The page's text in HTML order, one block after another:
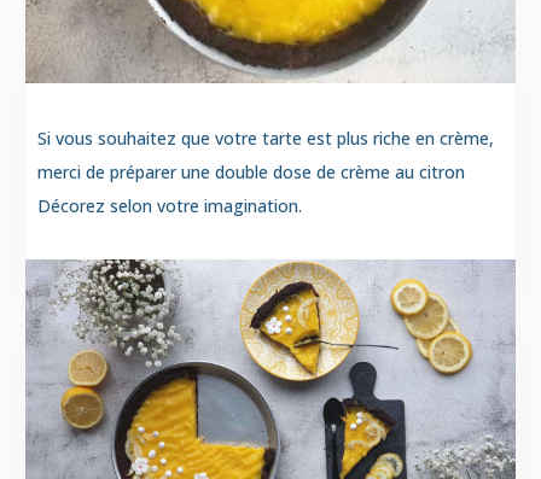
Si vous souhaitez que votre tarte est plus riche en crème,
merci de préparer une double dose de crème au citron
Décorez selon votre imagination.